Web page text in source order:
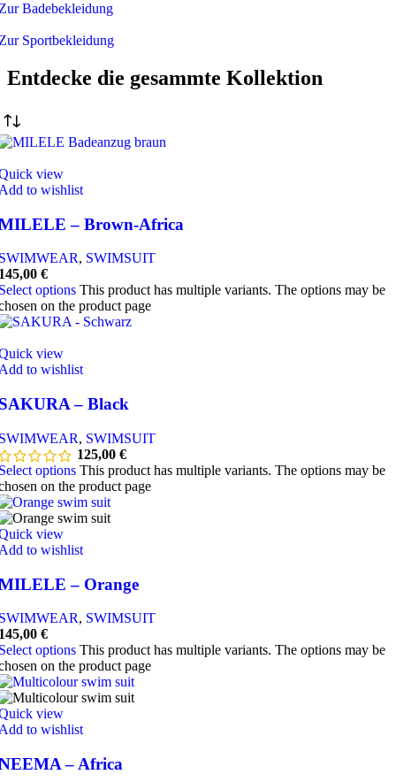
Badebekleidung
Sportbekleidung
Entdecke die gesammte Kollektion
view
to wishlist
– Brown-Africa
, SWIMSUIT
€
options This product has multiple variants. The options may be
on the product page
view
to wishlist
– Black
, SWIMSUIT
125,00 €
options This product has multiple variants. The options may be
on the product page
view
to wishlist
– Orange
, SWIMSUIT
€
options This product has multiple variants. The options may be
on the product page
view
to wishlist
– Africa